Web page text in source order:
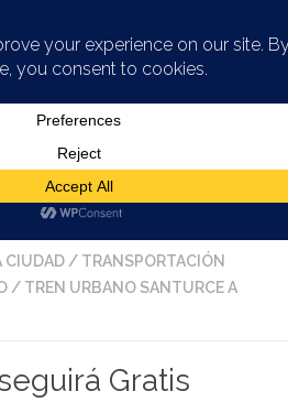
EN SAN JUAN
/DEPARTAMENTO DE
CIUDAD / TRANSPORTACIÓN
/ TREN URBANO SANTURCE A
Gratis